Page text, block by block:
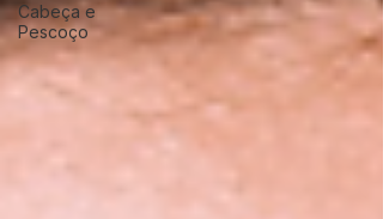
Cabeça e
Pescoço